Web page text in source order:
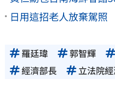
日用這招老人放棄駕
羅廷瑋 郭智輝
經濟部長
立法院